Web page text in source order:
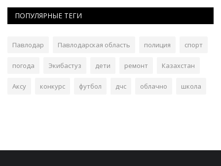
ПОПУЛЯРНЫЕ ТЕГИ
Павлодар Павлодарская область полиция спорт
погода Экибастуз дети ремонт Казахстан
Аксу конкурс футбол дчс облачно школа